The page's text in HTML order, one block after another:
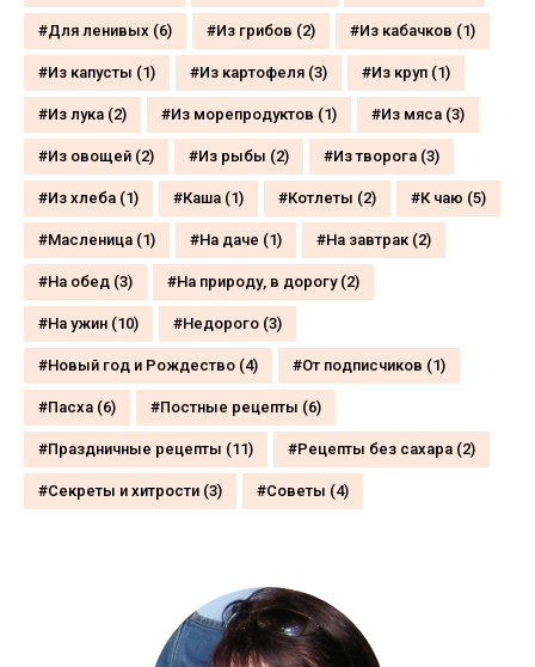
Для ленивых (6) Из грибов (2) Из кабачков (1)
Из капусты (1) Из картофеля (3) Из круп (1)
Из лука (2) Из морепродуктов (1) Из мяса (3)
Из овощей (2) Из рыбы (2) Из творога (3)
Из хлеба (1) Каша (1) Котлеты (2) К чаю (5)
Масленица (1) На даче (1) На завтрак (2)
На обед (3) На природу, в дорогу(2)
На ужин (10) Недорого (3)
Новый год и Рождество (4) От подписчиков (1)
Пасха (6) Постные рецепты (6)
Праздничные рецепты (11) Рецепты без сахара (2)
Секреты и хитрости (3) Советы (4)